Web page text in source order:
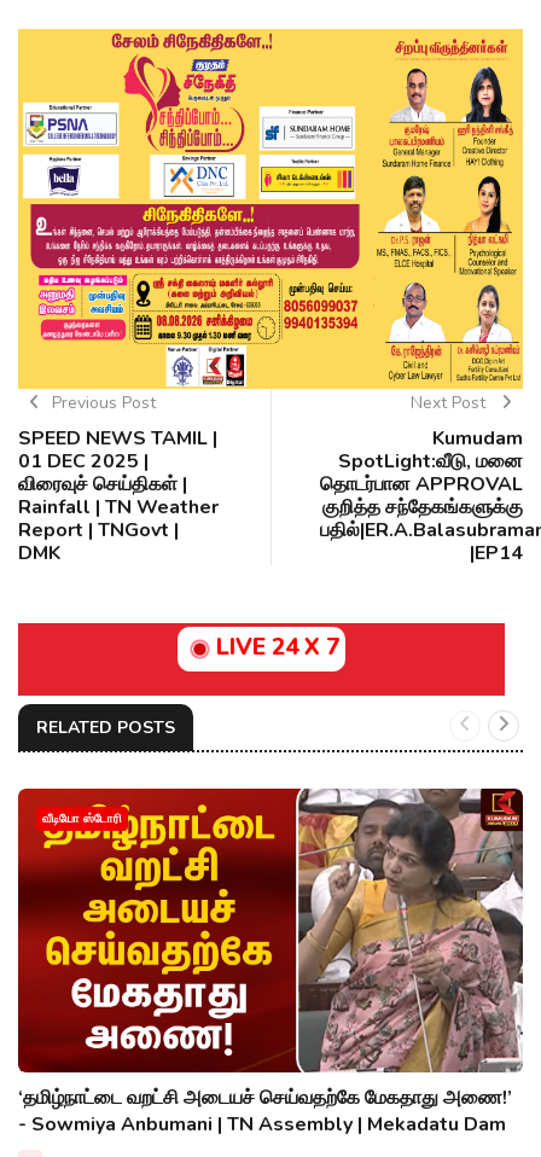
Previous Post
SPEED NEWS TAMIL |
01 DEC 2025 |
விரைவுச் செய்திகள் |
Rainfall | TN Weather
Report | TNGovt |
DMK
Next Post
Kumudam
SpotLight:வீடு, மனை
தொடர்பான APPROVAL
குறித்த சந்தேகங்களுக்கு
|EP14
LIVE 24 X 7
RELATED POSTS
வீடியோ ஸ்டோரி
‘தமிழ்நாட்டை வறட்சி அடையச் செய்வதற்கே மேகதாது அணை!’
- Sowmiya Anbumani | TN Assembly | Mekadatu Dam